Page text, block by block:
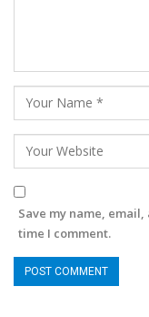
Save my name,
time I comment.